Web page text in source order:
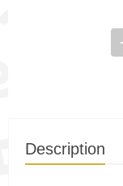
Description